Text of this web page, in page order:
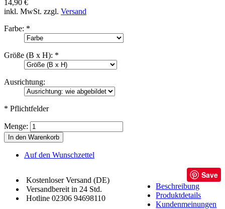
14,90 €
inkl. MwSt. zzgl. Versand
Farbe: *
Größe (B x H): *
Ausrichtung:
* Pflichtfelder
Menge:
In den Warenkorb
Auf den Wunschzettel
Kostenloser Versand (DE)
Versandbereit in 24 Std.
Hotline 02306 94698110
Save
Beschreibung
Produktdetails
Kundenmeinungen